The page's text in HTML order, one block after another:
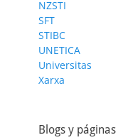
NZSTI
SFT
STIBC
UNETICA
Universitas
Xarxa
Blogs y